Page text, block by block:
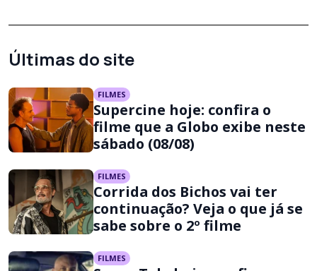
Últimas do site
FILMES
Supercine hoje: confira o
filme que a Globo exibe neste
sábado (08/08)
FILMES
Corrida dos Bichos vai ter
continuação? Veja o que já se
sabe sobre o 2º filme
FILMES